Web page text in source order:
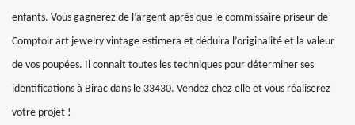
enfants. Vous gagnerez de l’argent après que le commissaire-priseur de
Comptoir art jewelry vintage estimera et déduira l’originalité et la valeur
de vos poupées. Il connait toutes les techniques pour déterminer ses
identifications à Birac dans le 33430. Vendez chez elle et vous réaliserez
votre projet !